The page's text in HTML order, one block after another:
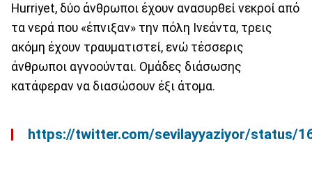
Hurriyet, δύο άνθρωποι έχουν ανασυρθεί νεκροί από
τα νερά που «έπνιξαν» την πόλη Ινεάντα, τρεις
ακόμη έχουν τραυματιστεί, ενώ τέσσερις
άνθρωποι αγνοούνται. Ομάδες διάσωσης
κατάφεραν να διασώσουν έξι άτομα.
https://twitter.com/sevilayyaziyor/status/